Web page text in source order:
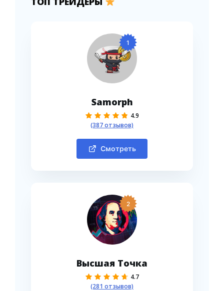
1
Samorph
4.9
(387 отзывов)
Смотреть
2
Высшая Точка
4.7
(281 отзывов)